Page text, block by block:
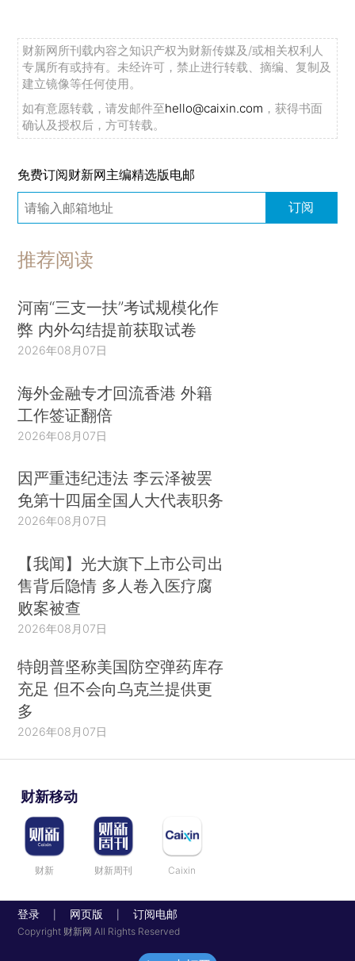
财新网所刊载内容之知识产权为财新传媒及/或相关权利人
专属所有或持有。未经许可，禁止进行转载、摘编、复制及
建立镜像等任何使用。
如有意愿转载，请发邮件至hello@caixin.com ，获得书面
确认及授权后，方可转载。
免费订阅财新网主编精选版电邮
订阅
推荐阅读
河南“三支一扶”考试规模化作
弊 内外勾结提前获取试卷
2026年08月07日
海外金融专才回流香港 外籍
工作签证翻倍
2026年08月07日
因严重违纪违法 李云泽被罢
免第十四届全国人大代表职务
2026年08月07日
【我闻】光大旗下上市公司出
售背后隐情 多人卷入医疗腐
败案被查
2026年08月07日
特朗普坚称美国防空弹药库存
充足 但不会向乌克兰提供更
多
2026年08月07日
财新移动
财新 财新周刊 Caixin
登录 网页版 订阅电邮
Copyright 财新网 All Rights Reserved